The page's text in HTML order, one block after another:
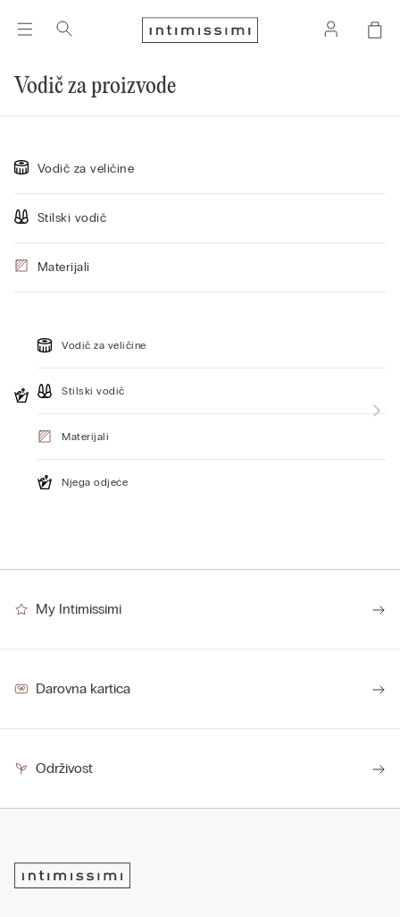
Vodič za proizvode
Vodič za veličine
Stilski vodič
Materijali
Vodič za veličine
Stilski vodič
Materijali
Njega odjeće
My Intimissimi
Darovna kartica
Održivost